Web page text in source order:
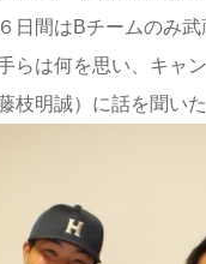
日間はBチームのみ
らは何を思い、キャ
藤枝明誠）に話を聞い